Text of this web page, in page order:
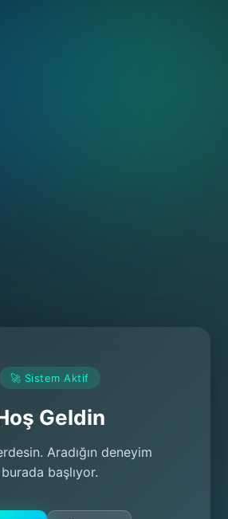
🚀 Sistem Aktif
Geldin
Aradığın deneyim
burada başlıyor.